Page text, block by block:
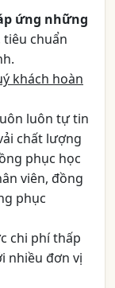
ứng những
tiêu chuẩn
khách hoàn
luôn tự tin
chất lượng
phục học
viên, đồng
phục
chi phí thấp
nhiều đơn vị